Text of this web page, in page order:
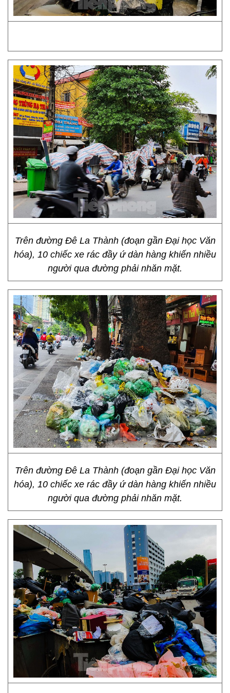
Trên đường Đê La Thành (đoạn gần Đại học Văn
hóa), 10 chiếc xe rác đầy ứ dàn hàng khiến nhiều
người qua đường phải nhăn mặt.
Trên đường Đê La Thành (đoạn gần Đại học Văn
hóa), 10 chiếc xe rác đầy ứ dàn hàng khiến nhiều
người qua đường phải nhăn mặt.